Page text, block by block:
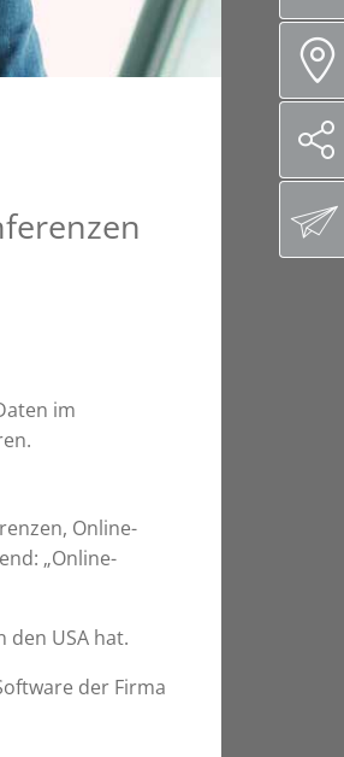
im
Online-
„Online-
den USA hat.
der Firma